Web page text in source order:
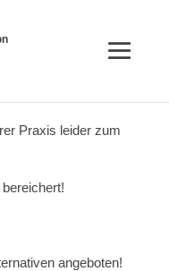
Praxis leider zum
angeboten!